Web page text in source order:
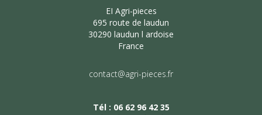
EI Agri-pieces
695 route de laudun
30290 laudun l ardoise
France
contact@agri-pieces.fr
Tél : 06 62 96 42 35